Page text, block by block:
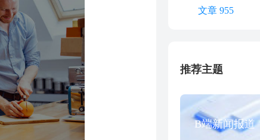
文章 955
推荐主题
B端新闻报道